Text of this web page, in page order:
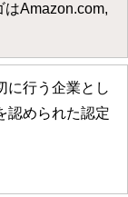
Amazon.com,
に行う企業とし
認められた認定